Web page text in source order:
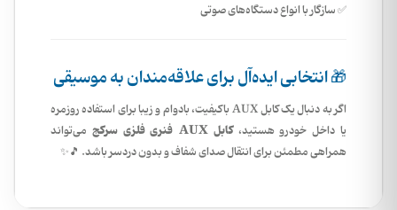
✅ سازگار با انواع دستگاه‌های صوتی
🎁 انتخابی ایده‌آل برای علاقه‌مندان به موسیقی
اگر به دنبال یک کابل AUX باکیفیت، بادوام و زیبا برای استفاده روزمره
یا داخل خودرو هستید،کابل AUX فنری فلزی سرکج
می‌تواند
همراهی مطمئن برای انتقال صدای شفاف و بدون دردسر باشد. 🎵✨